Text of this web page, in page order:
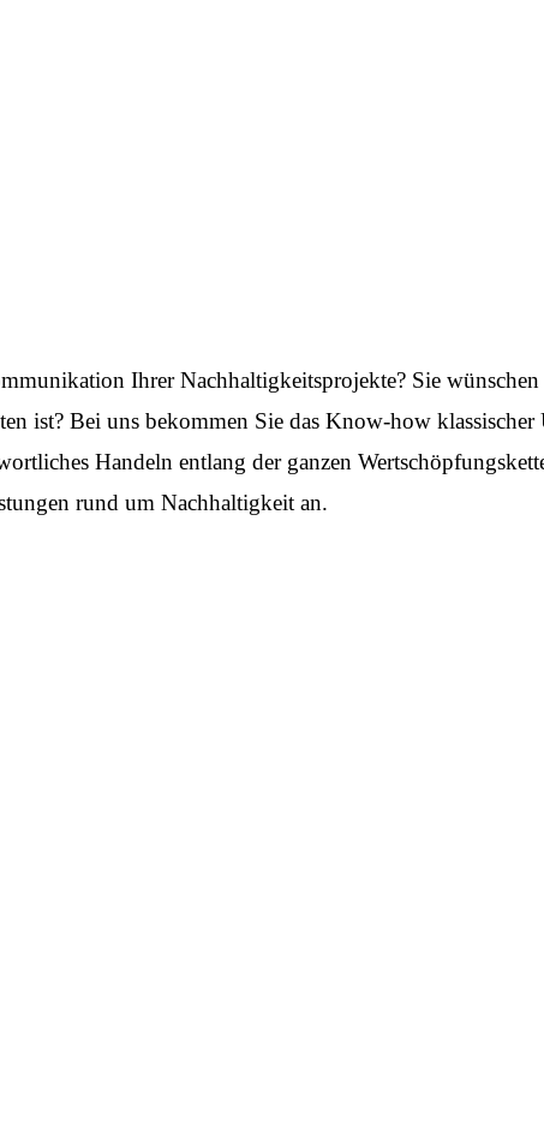
Ihrer Nachhaltigkeitsprojekte? Sie
ist? Bei uns bekommen Sie das Know-how
Handeln entlang der ganzen
rund um Nachhaltigkeit an.